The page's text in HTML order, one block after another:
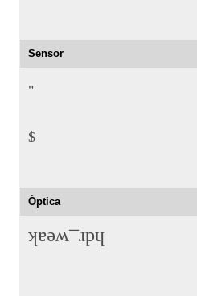
Sensor
"
$
Óptica
hdr_weak